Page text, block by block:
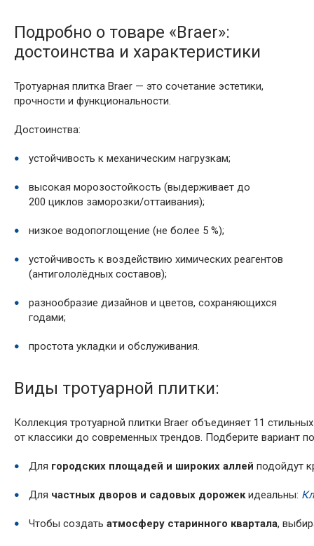
Подробно о товаре «Braer»:
достоинства и характеристики
Тротуарная плитка Braer — это сочетание эстетики,
прочности и функциональности.
Достоинства:
устойчивость к механическим нагрузкам;
высокая морозостойкость (выдерживает до
200 циклов заморозки/оттаивания);
низкое водопоглощение (не более 5 %);
устойчивость к воздействию химических реагентов
(антигололёдных составов);
разнообразие дизайнов и цветов, сохраняющихся
годами;
простота укладки и обслуживания.
Виды тротуарной плитки:
Коллекция тротуарной плитки Braer объединяет 11
от классики до современных трендов. Подберите вариант
Для городских площадей и широких аллей подойдут
Для частных дворов и садовых дорожекидеальны:
Чтобы создатьатмосферу старинного квартала,